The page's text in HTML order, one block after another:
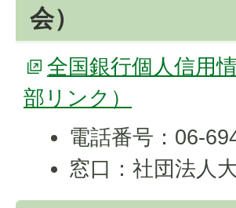
会）
全国銀行個人信用
部リンク）
電話番号：06-
窓口：社団法人